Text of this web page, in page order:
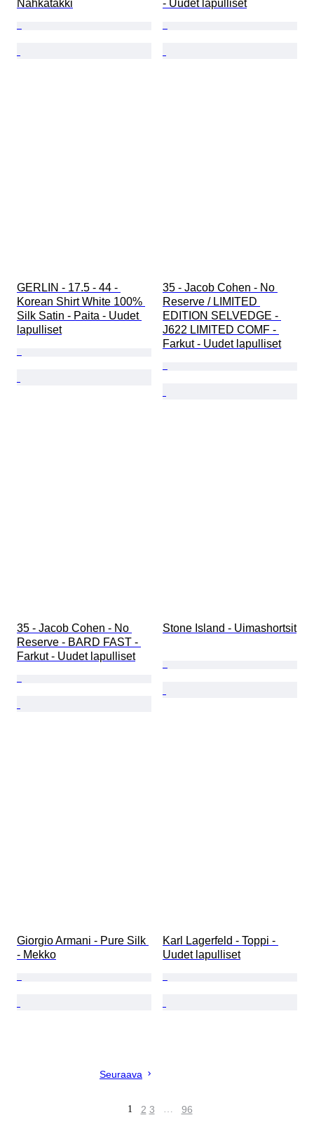
Nahkatakki - Uudet lapulliset
GERLIN - 17.5 - 44 -
Korean Shirt White 100%
Silk Satin - Paita - Uudet
lapulliset
35 - Jacob Cohen - No
Reserve / LIMITED
EDITION SELVEDGE -
J622 LIMITED COMF -
Farkut - Uudet lapulliset
35 - Jacob Cohen - No
Reserve - BARD FAST -
Farkut - Uudet lapulliset
Stone Island - Uimashortsit
Giorgio Armani - Pure Silk
- Mekko
Karl Lagerfeld - Toppi -
Uudet lapulliset
Seuraava
1 2 3 … 96